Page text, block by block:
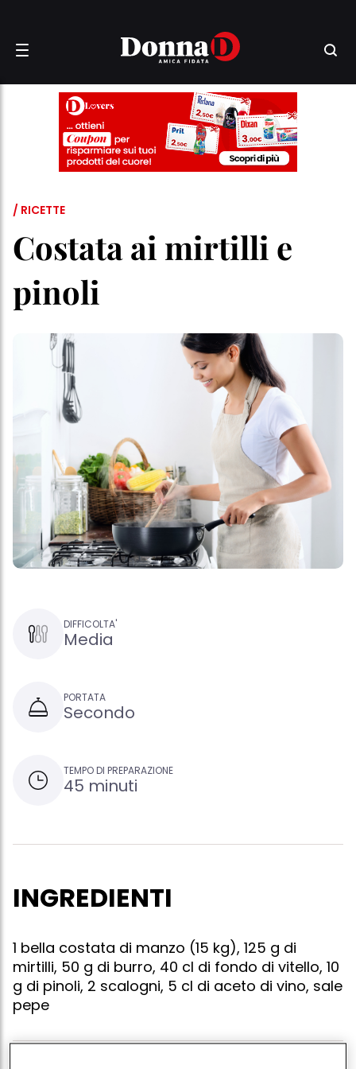
/ RICETTE
Costata ai mirtilli e
pinoli
DIFFICOLTA'
Media
PORTATA
Secondo
TEMPO DI PREPARAZIONE
45 minuti
INGREDIENTI
1 bella costata di manzo (15 kg), 125 g di
mirtilli, 50 g di burro, 40 cl di fondo di vitello, 10
g di pinoli, 2 scalogni, 5 cl di aceto di vino, sale
pepe